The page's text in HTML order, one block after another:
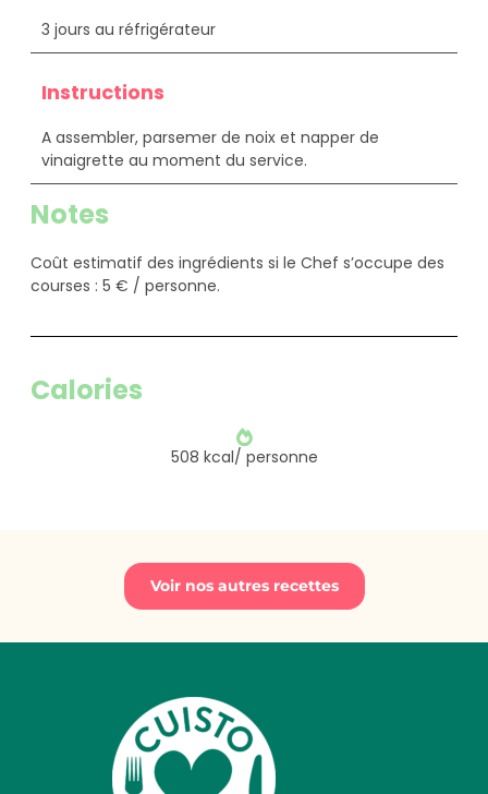
3 jours au réfrigérateur
Instructions
A assembler, parsemer de noix et napper de
vinaigrette au moment du service.
Notes
Coût estimatif des ingrédients si le Chef s’occupe des
courses : 5 € / personne.
Calories
508 kcal/ personne
Voir nos autres recettes